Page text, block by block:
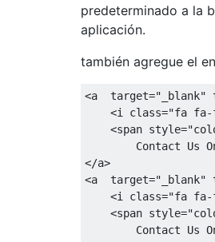
predeterminado a la
aplicación.
también agregue el
<a target="_blank"
<i class="fa fa-
<span style=
Contact
</a>
<a target="_blank"
<i class="fa fa-
<span style=
Contact